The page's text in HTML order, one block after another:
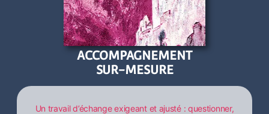
ACCOMPAGNEMENT
SUR-MESURE
Un travail d’échange exigeant et ajusté : questionner,